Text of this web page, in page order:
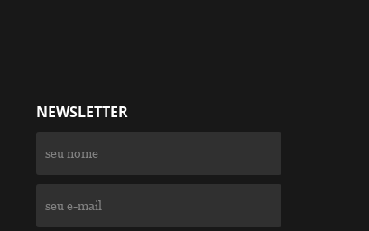
NEWSLETTER